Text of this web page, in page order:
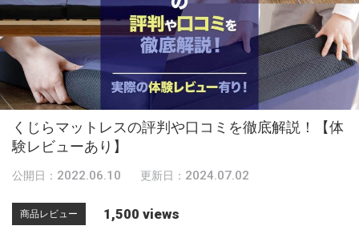
n
a
v
a
くじらマットレスの評判や口コミを徹底解説！【体
験レビューあり】
公開日： 2022.06.10 更新日： 2024.07.02
商品レビュー 1,500 views